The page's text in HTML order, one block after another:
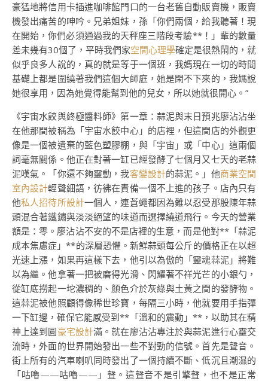
豪猛地將信用卡插進咖啡館門口的一台老舊自動販賣機，販賣
機發出痛苦的呻吟。兄弟姐妹，孫「你們兩個，給我聽著！現
在開始，你們必須通過我的天秤座三階段考驗**！」輩的數量
差未幾有30個了，平時我們家空間心理學確定是很熱鬧的，就
似乎良多人說的，真的就是等于一個班，我媽現在一切的時間
基礎上都是圍繞著我們這個大師庭，她是閑不下來的，我媽說
她很享用，因為她覺得能幫到他的兒女，所以她就很開心。”
《宇宙水餃與終極醬料師》第一章：蒜泥與末日預兆廖沾沾坐
在他那間被稱為「宇宙水餃中心」的店裡，但這間店的外觀更
像是一個被遺棄的藍色塑膠棚，與「宇宙」或「中心」這兩個
詞毫無關係。他正在對著一缸已經發酵了七個月又七天的老蒜
泥嘆氣。「你還不夠靈動，我客變設計的蒜泥。」他商業空間
室內設計輕聲細語，彷彿在責備一個不上進的孩子。店內只有
他私人招待所設計一個人，連蒼蠅都因為難以忍受那股陳年蒜
頭混合著鐵鏽與淡淡絕望的味道而選擇繞道飛行。今天的營業
額是：零。廖沾沾不安的不是店裡的生意，而是他對**「蒜泥
成本焦慮症」**的深層恐懼。新鮮蒜頭每公斤的價格正在以超
光速上漲，如果再這樣下去，他引以為傲的「靈魂蒜泥」將難
以為繼。他拿著一把被磨得光滑、閃耀著不祥光芒的小銀勺，
從缸底撈起一坨濃稠的、顏色介於灰綠與土黃之間的發酵物。
這蒜泥被他照顧得像稀世珍寶，每隔三小時，他就要用手指彈
一下缸邊，確保它能感受到**「溫和的震動」**，以助其在精
神上達到圓豪宅設計滿。就在廖沾沾專注於與蒜泥進行心靈交
流時，外面的世界開始發出一些不對勁的信號。首先是聲音。
街上所有的汽車喇叭同時發出了一個持續不斷、低沉且潮濕的
「咕嚕——咕嚕——」聲。這聲音不是引擎聲，也不是正常